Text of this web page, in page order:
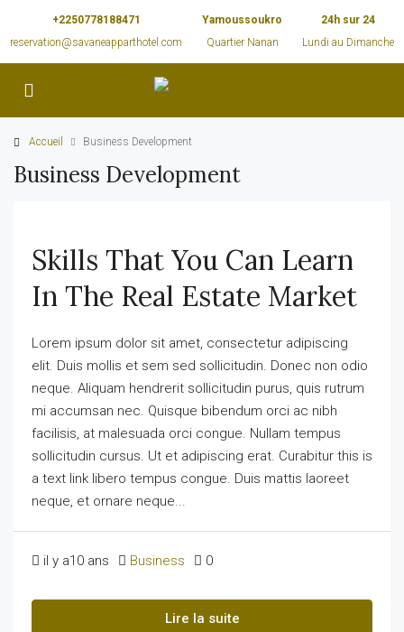
+2250778188471
reservation@savaneapparthotel.com
Yamoussoukro
Quartier Nanan
24h sur 24
Lundi au Dimanche
Accueil Business Development
Business Development
Skills That You Can Learn
In The Real Estate Market
Lorem ipsum dolor sit amet, consectetur adipiscing
elit. Duis mollis et sem sed sollicitudin. Donec non odio
neque. Aliquam hendrerit sollicitudin purus, quis rutrum
mi accumsan nec. Quisque bibendum orci ac nibh
facilisis, at malesuada orci congue. Nullam tempus
sollicitudin cursus. Ut et adipiscing erat. Curabitur this is
a text link libero tempus congue. Duis mattis laoreet
neque, et ornare neque...
il y a10 ans Business 0
Lire la suite